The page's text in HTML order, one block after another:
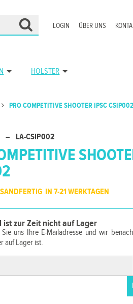
ÜBER UNS
LOGIN
HOLSTER
PRO COMPETITIVE SHOOTER IPSC
– LA-CSIP002
IN 7-21 WERKTAGEN
ist zur Zeit nicht auf Lager
Sie uns Ihre E-Mailadresse und wir
auf Lager ist.